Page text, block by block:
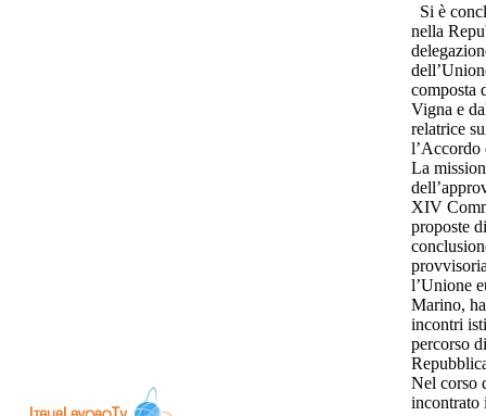
Si è
nella
composta
Vigna e
relatrice
l’Accordo
La
XIV
proposte
l’Unione
Marino,
incontri
percorso
Nel corso
incontrato